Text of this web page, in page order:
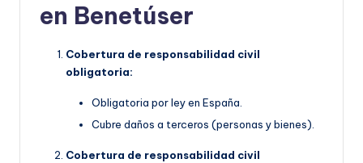
en Benetúser
Cobertura de responsabilidad civil
obligatoria:
Obligatoria por ley en España.
Cubre daños a terceros (personas y bienes).
Cobertura de responsabilidad civil